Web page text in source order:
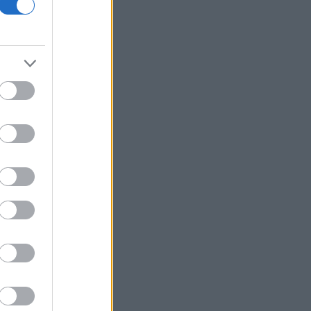
θυγατρική της στην Prime Delta
Ζελένσκι: Ευχαρίστησε την
αμερικανική Γερουσία για την
υιοθέτηση ν/σ που προβλέπει την
Ρωσία
Κολομβία: Ο Αμπελάρδο ντε λα
χώρας
πληρωμών από e-ΕΦΚΑ, ΔΥΠΑ για την
περίοδο 10 έως 14 Αυγούστου
Health Monitoring: Η εθνική υποδομή
για αξιοποίηση δεδομένων υγείας
ΟΗΕ: Προειδοποιεί ότι υπάρχει
κίνδυνος ανανέωσης μιας μεγάλης